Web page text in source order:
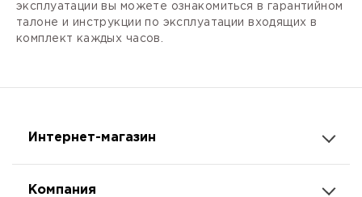
эксплуатации вы можете ознакомиться в гарантийном
талоне и инструкции по эксплуатации входящих в
комплект каждых часов.
Интернет-магазин
Компания